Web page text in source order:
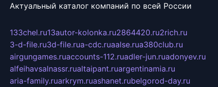
Актуальный каталог компаний по всей России
133chel.ru13autor-kolonka.ru2864420.ru2rich.ru
3-d-file.ru3d-file.rua-cdc.ruaalse.rua380club.ru
airgungames.ruaccounts-112.ruadler-jun.ruadonyev.ru
alfeihavsalnassr.rualtaipant.ruargentinamia.ru
aria-family.ruarkrym.ruashanet.rubelgorod-day.ru